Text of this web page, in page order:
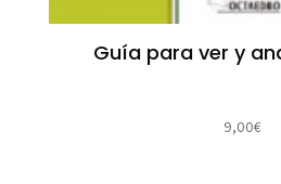
Guía para ver y
9,00€